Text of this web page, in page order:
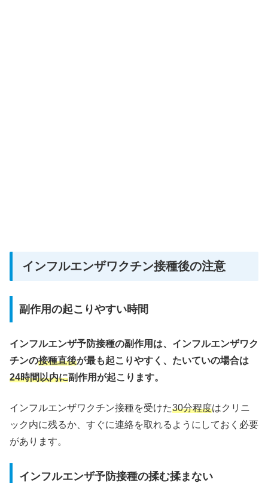
インフルエンザワクチン接種後の注意
副作用の起こりやすい時間
インフルエンザ予防接種の副作用は、インフルエンザワク
チンの接種直後が最も起こりやすく、たいていの場合は
24時間以内に副作用が起こります。
インフルエンザワクチン接種を受けた30分程度はクリニ
ック内に残るか、すぐに連絡を取れるようにしておく必要
があります。
インフルエンザ予防接種の揉む揉まない